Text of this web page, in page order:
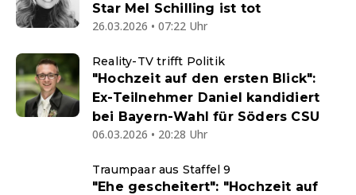
Star Mel Schilling ist tot
26.03.2026 • 07:22 Uhr
Reality-TV trifft Politik
"Hochzeit auf den ersten Blick":
Ex-Teilnehmer Daniel kandidiert
bei Bayern-Wahl für Söders CSU
06.03.2026 • 20:28 Uhr
Traumpaar aus Staffel 9
"Ehe gescheitert": "Hochzeit auf